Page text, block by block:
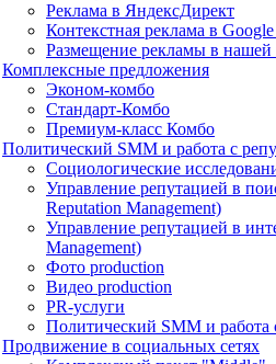
Реклама в ЯндексДирект
Контекстная реклама в
Размещение рекламы в нашей
Комплексные предложения
Эконом-комбо
Стандарт-Комбо
Премиум-класс Комбо
Политический SMM и работа с
Социологические
Управление репутацией в
Reputation Management)
Управление репутацией в
Management)
Фото production
Видео production
PR-услуги
Политический SMM и работа
Продвижение в социальных сетях